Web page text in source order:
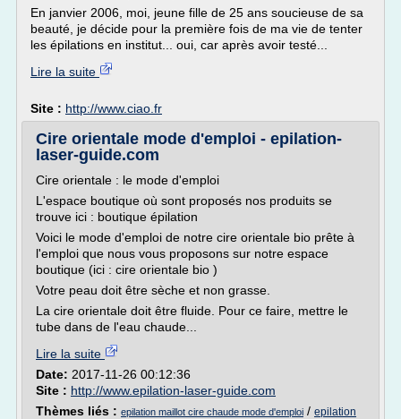
En janvier 2006, moi, jeune fille de 25 ans soucieuse de sa
beauté, je décide pour la première fois de ma vie de tenter
les épilations en institut... oui, car après avoir testé...
Lire la suite
Site : http://www.ciao.fr
Cire orientale mode d'emploi - epilation-
laser-guide.com
Cire orientale : le mode d'emploi
L'espace boutique où sont proposés nos produits se
trouve ici : boutique épilation
Voici le mode d'emploi de notre cire orientale bio prête à
l'emploi que nous vous proposons sur notre espace
boutique (ici : cire orientale bio )
Votre peau doit être sèche et non grasse.
La cire orientale doit être fluide. Pour ce faire, mettre le
tube dans de l'eau chaude...
Lire la suite
Date: 2017-11-26 00:12:36
Site : http://www.epilation-laser-guide.com
Thèmes liés : epilation maillot cire chaude mode d'emploi / epilation